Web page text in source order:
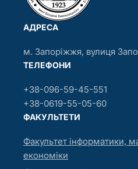
АДРЕСА
м. Запоріжжя, вулиця
ТЕЛЕФОНИ
+38-096-59-45-551
+38-0619-55-05-60
ФАКУЛЬТЕТИ
Факультет інформатики,
економіки